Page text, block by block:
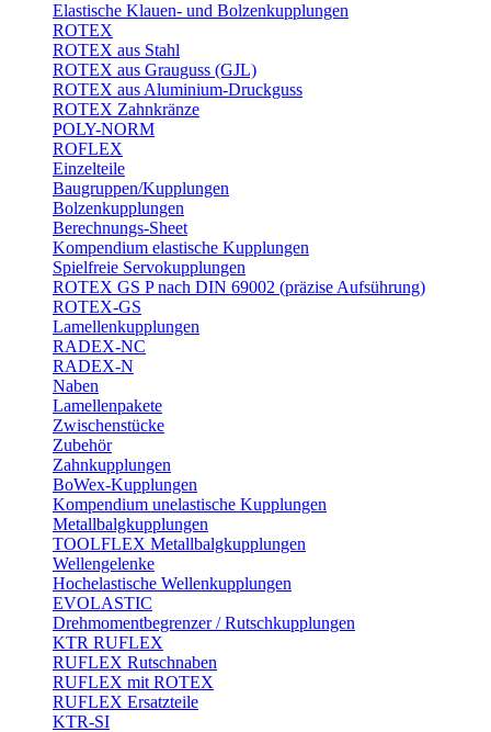
Elastische Klauen- und Bolzenkupplungen
ROTEX
ROTEX aus Stahl
ROTEX aus Grauguss (GJL)
ROTEX aus Aluminium-Druckguss
ROTEX Zahnkränze
POLY-NORM
ROFLEX
Einzelteile
Baugruppen/Kupplungen
Bolzenkupplungen
Berechnungs-Sheet
Kompendium elastische Kupplungen
Spielfreie Servokupplungen
ROTEX GS P nach DIN 69002 (präzise Aufsührung)
ROTEX-GS
Lamellenkupplungen
RADEX-NC
RADEX-N
Naben
Lamellenpakete
Zwischenstücke
Zubehör
Zahnkupplungen
BoWex-Kupplungen
Kompendium unelastische Kupplungen
Metallbalgkupplungen
TOOLFLEX Metallbalgkupplungen
Wellengelenke
Hochelastische Wellenkupplungen
EVOLASTIC
Drehmomentbegrenzer / Rutschkupplungen
KTR RUFLEX
RUFLEX Rutschnaben
RUFLEX mit ROTEX
RUFLEX Ersatzteile
KTR-SI